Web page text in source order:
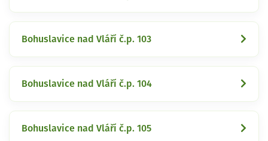
Bohuslavice nad Vláří č.p. 103
Bohuslavice nad Vláří č.p. 104
Bohuslavice nad Vláří č.p. 105